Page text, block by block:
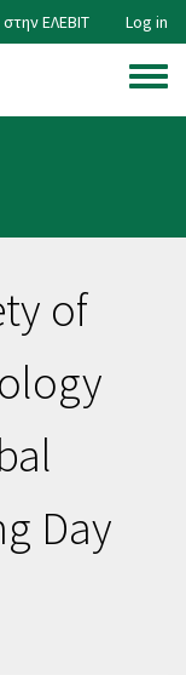
ΕΛΕΒΙΤ Log in
Toggle
menu
of
Day